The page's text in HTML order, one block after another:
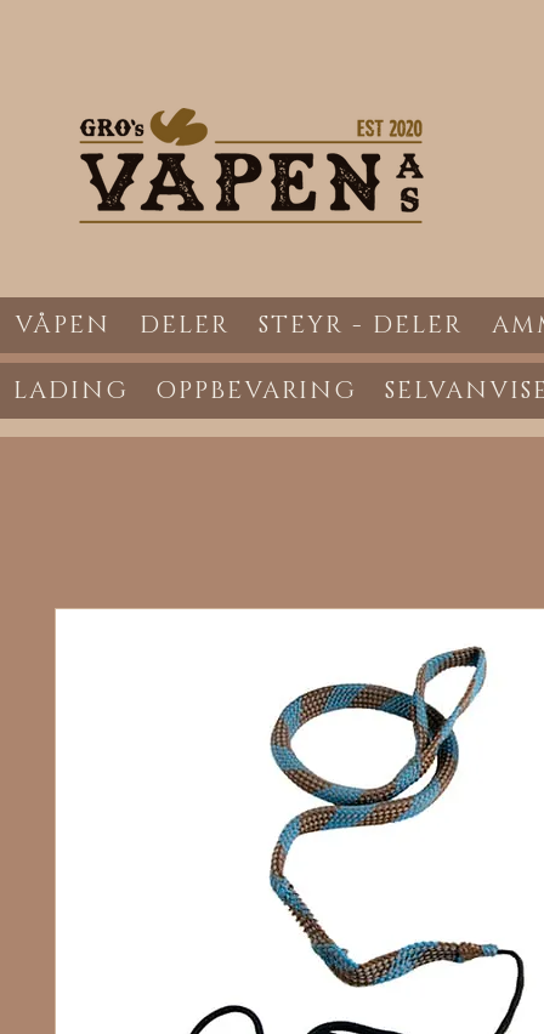
VÅPEN DELER STEYR - DELER
LADING OPPBEVARING